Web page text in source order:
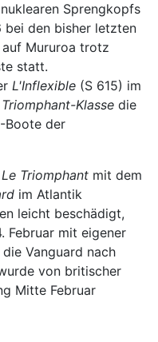
Sprengkopfs
bei den bisher letzten
Mururoa trotz
statt.
L'Inflexible (S 615) im
Triomphant-Klasse die
Boote der
Le Triomphant mit dem
im Atlantik
leicht beschädigt,
Februar mit eigener
Vanguard nach
von britischer
Mitte Februar